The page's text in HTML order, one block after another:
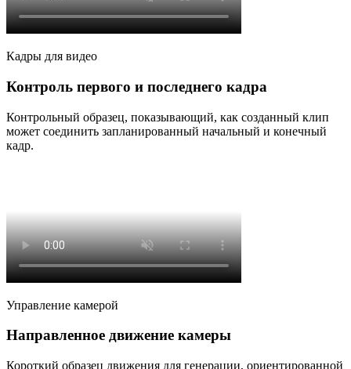
Кадры для видео
Контроль первого и последнего кадра
Контрольный образец, показывающий, как созданный клип
может соединить запланированный начальный и конечный
кадр.
Управление камерой
Направленное движение камеры
Короткий образец движения для генерации, ориентированной